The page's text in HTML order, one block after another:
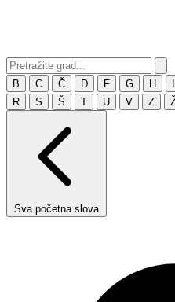
B C Č D F G H
R
S Š T U V Z
Sva početna slova